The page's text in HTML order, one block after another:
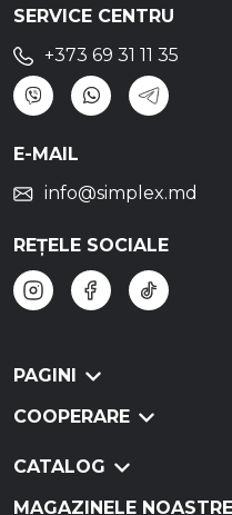
SERVICE CENTRU
+373 69 31 11 35
E-MAIL
info@simplex.md
REȚELE SOCIALE
PAGINI
COOPERARE
CATALOG
MAGAZINELE NOASTRE